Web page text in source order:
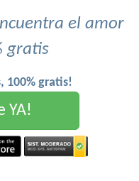
el amor
gratis
100% gratis!
YA!